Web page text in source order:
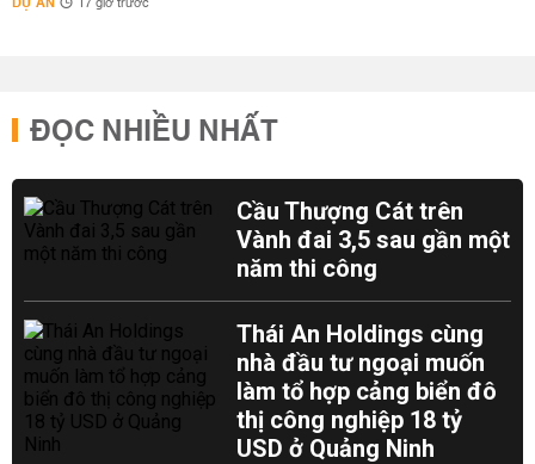
ĐỌC NHIỀU NHẤT
Cầu Thượng Cát trên
Vành đai 3,5 sau gần một
năm thi công
Thái An Holdings cùng
nhà đầu tư ngoại muốn
làm tổ hợp cảng biển đô
thị công nghiệp 18 tỷ
USD ở Quảng Ninh